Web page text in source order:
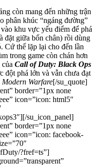
còn mang đến những trận
phân khúc “ngáng đường”
khu vực yếu điểm để phá
đặt giữa bốn chân) rồi dùng
Cứ thế lặp lại cho đến lần
trong game còn chán hơn
Call of Duty: Black Ops
đột phá lớn và vẫn chưa đạt
Warfare[/su_quote]
border=”1px none
icon=”icon: html5″
su_icon_panel]
border=”1px none
icon=”icon: facebook-
?fref=ts”]